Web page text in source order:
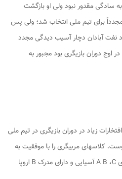
سادگی مقدور نبود ولی او بازگشت
برای تیم ملی انتخاب شد؛ ولی پس
نفت آبادان دچار آسیب دیدگی مجدد
در اوج دوران بازیگری بود مجبور به
زیاد در دوران بازیگری در تیم ملی
کلاسهای مربیگری را با موفقیت به
اتمام رساند. او دارای مدرک مربیگری A B ،C آسیایی و دارای مدرک B اروپا